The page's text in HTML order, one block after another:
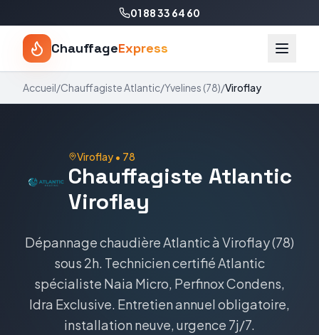
01 88 33 64 60
ChauffageExpress
Accueil/ChauffagisteAtlantic/Yvelines (78)/Viroflay
Viroflay • 78
Chauffagiste Atlantic
Viroflay
Dépannage chaudièreAtlanticà Viroflay(78)
sous 2h. Technicien certifiéAtlantic
spécialiste Naia Micro, Perfinox Condens,
Idra Exclusive. Entretien annuel obligatoire,
installation neuve, urgence 7j/7.